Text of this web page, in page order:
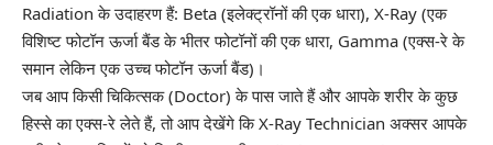
Radiation के उदाहरण हैं: Beta (इलेक्ट्रॉनों की एक धारा), X-Ray (एक
विशिष्ट फोटॉन ऊर्जा बैंड के भीतर फोटॉनों की एक धारा, Gamma (एक्स-रे के
समान लेकिन एक उच्च फोटॉन ऊर्जा बैंड)।
जब आप किसी चिकित्सक (Doctor) के पास जाते हैं और आपके शरीर के कुछ
हिस्से का एक्स-रे लेते हैं, तो आप देखेंगे कि X-Ray Technician अक्सर आपके